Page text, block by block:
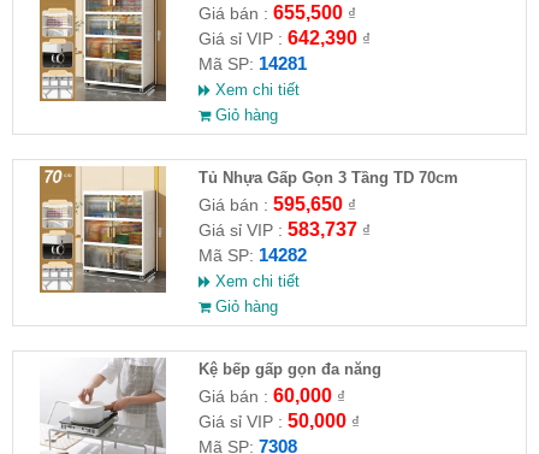
Giá bán : 655,500₫
Giá sỉ VIP : 642,390₫
Mã SP: 14281
Xem chi tiết
Giỏ hàng
Tủ Nhựa Gấp Gọn 3 Tầng TD 70cm
Giá bán : 595,650₫
Giá sỉ VIP : 583,737₫
Mã SP: 14282
Xem chi tiết
Giỏ hàng
Kệ bếp gấp gọn đa năng
Giá bán : 60,000₫
Giá sỉ VIP : 50,000₫
Mã SP: 7308